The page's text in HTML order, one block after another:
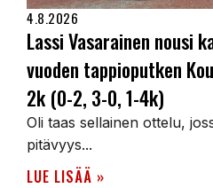
4.8.2026
Lassi Vasarainen nousi
vuoden tappioputken
2k (0-2, 3-0, 1-4k)
Oli taas sellainen ottelu,
pitävyys...
LUE LISÄÄ »